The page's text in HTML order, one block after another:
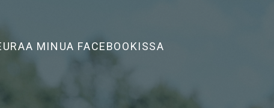
MINUA FACEBOOKISSA